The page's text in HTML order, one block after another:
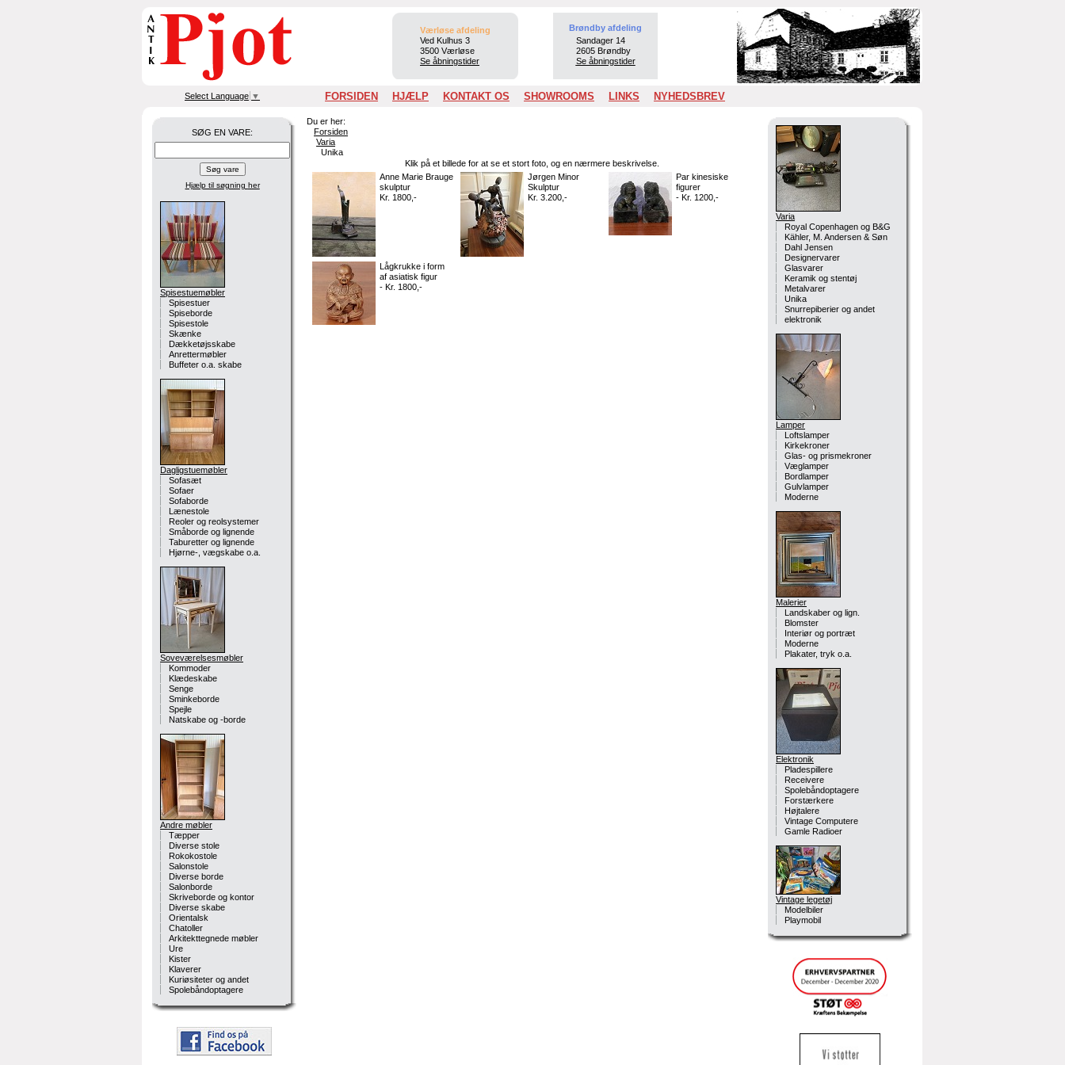
Værløse afdeling
Ved Kulhus 3
3500 Værløse
Se åbningstider
Brøndby afdeling
Sandager 14
2605 Brøndby
Se åbningstider
Select Language ▼ FORSIDEN HJÆLP KONTAKT OS SHOWROOMS LINKS NYHEDSBREV
SØG EN VARE:
Hjælp til søgning her
Spisestuemøbler
Spisestuer
Spiseborde
Spisestole
Skænke
Dækketøjsskabe
Anrettermøbler
Buffeter o.a. skabe
Dagligstuemøbler
Sofasæt
Sofaer
Sofaborde
Lænestole
Reoler og reolsystemer
Småborde og lignende
Taburetter og lignende
Hjørne-, vægskabe o.a.
Soveværelsesmøbler
Kommoder
Klædeskabe
Senge
Sminkeborde
Spejle
Natskabe og -borde
Andre møbler
Tæpper
Diverse stole
Rokokostole
Salonstole
Diverse borde
Salonborde
Skriveborde og kontor
Diverse skabe
Orientalsk
Chatoller
Arkitekttegnede møbler
Ure
Kister
Klaverer
Kuriøsiteter og andet
Spolebåndoptagere
Du er her:
Forsiden
Varia
Unika
Klik på et billede for at se et stort foto, og en nærmere beskrivelse.
Anne Marie Brauge
skulptur
Kr. 1800,-
Jørgen Minor
Skulptur
Kr. 3.200,-
Par kinesiske
figurer
- Kr. 1200,-
Lågkrukke i form
af asiatisk figur
- Kr. 1800,-
Varia
Royal Copenhagen og B&G
Kähler, M. Andersen & Søn
Dahl Jensen
Designervarer
Glasvarer
Keramik og stentøj
Metalvarer
Unika
Snurrepiberier og andet
elektronik
Lamper
Loftslamper
Kirkekroner
Glas- og prismekroner
Væglamper
Bordlamper
Gulvlamper
Moderne
Malerier
Landskaber og lign.
Blomster
Interiør og portræt
Moderne
Plakater, tryk o.a.
Elektronik
Pladespillere
Receivere
Spolebåndoptagere
Forstærkere
Højtalere
Vintage Computere
Gamle Radioer
Vintage legetøj
Modelbiler
Playmobil